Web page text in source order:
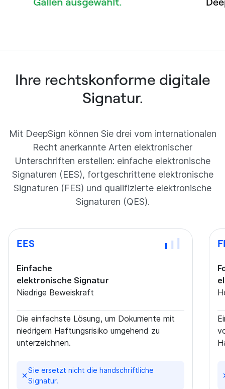
Ihre rechtskonforme digitale
Signatur.
Mit DeepSign können Sie drei vom internationalen
Recht anerkannte Arten elektronischer
Unterschriften erstellen: einfache elektronische
Signaturen (EES), fortgeschrittene elektronische
Signaturen (FES) und qualifizierte elektronische
Signaturen (QES).
EES
Einfache
elektronische Signatur
Niedrige Beweiskraft
Die einfachste Lösung, um Dokumente mit
niedrigem Haftungsrisiko umgehend zu
unterzeichnen.
Sie ersetzt nicht die handschriftliche
Signatur.